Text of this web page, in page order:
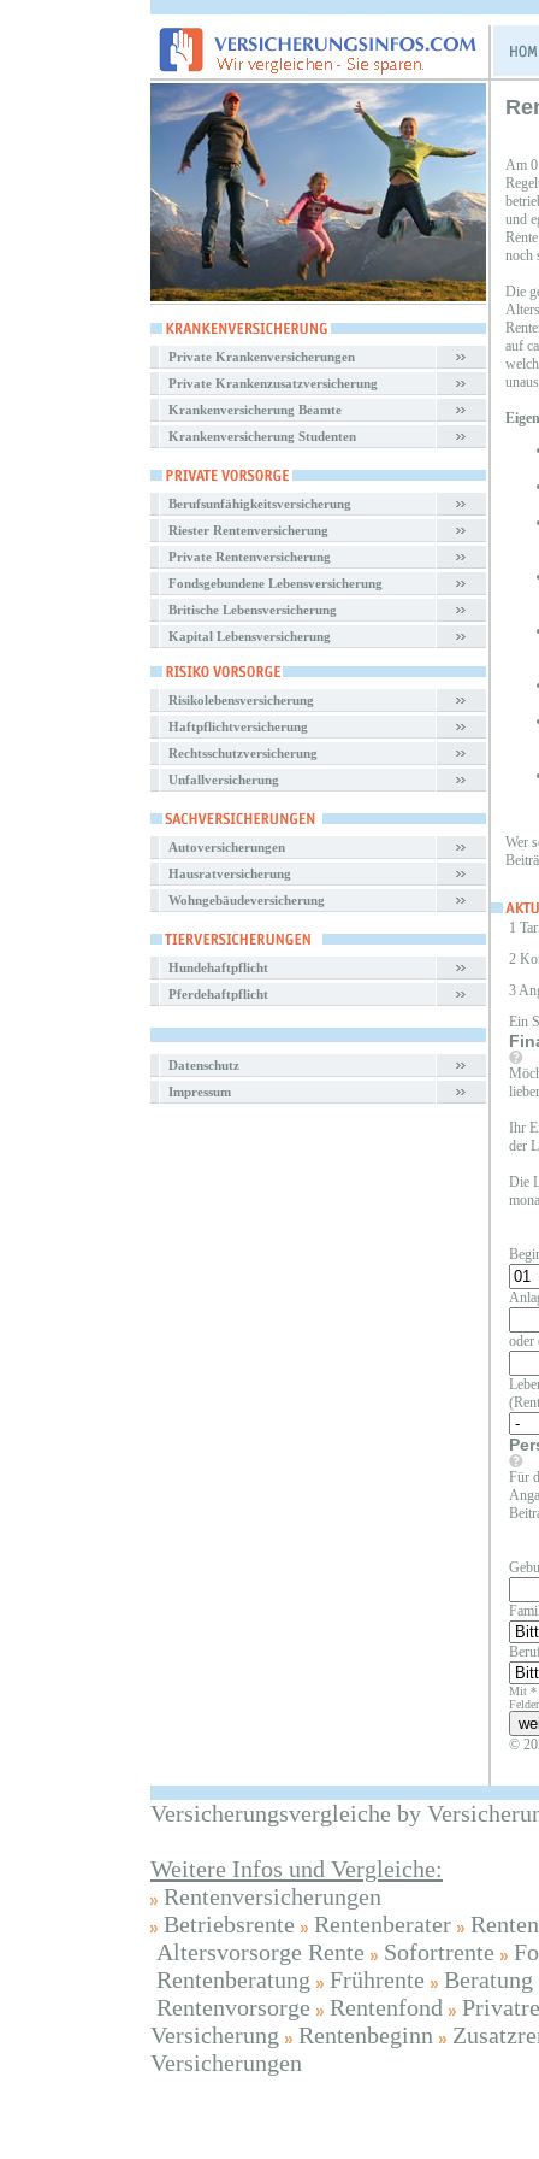
Private Krankenversicherungen
Private Krankenzusatzversicherung
Krankenversicherung Beamte
Krankenversicherung Studenten
Berufsunfähigkeitsversicherung
Riester Rentenversicherung
Private Rentenversicherung
Fondsgebundene Lebensversicherung
Britische Lebensversicherung
Kapital Lebensversicherung
Risikolebensversicherung
Haftpflichtversicherung
Rechtsschutzversicherung
Unfallversicherung
Autoversicherungen
Hausratversicherung
Wohngebäudeversicherung
Hundehaftpflicht
Pferdehaftpflicht
Datenschutz
Impressum
Am
und
noch
Die
auf
Wer
1
2
3
Ein
Ihr
der
Die
oder
Für
Mit *
©
Versicherungsvergleiche by
Weitere Infos und Vergleiche:
Rentenversicherungen
Betriebsrente
Rentenberater
Altersvorsorge Rente
Sofortrente
Rentenberatung
Frührente
Beratung
Rentenvorsorge
Rentenfond
Versicherung
Rentenbeginn
Versicherungen